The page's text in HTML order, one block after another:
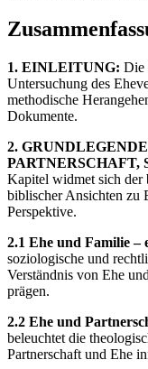
1. EINLEITUNG: Die
Untersuchung des
methodische
Dokumente.
2.
Kapitel widmet sich
biblischer Ansichten zu
Perspektive.
2.1 Ehe und Familie –
soziologische und
Verständnis von Ehe
prägen.
2.2 Ehe und
beleuchtet die
Partnerschaft und Ehe